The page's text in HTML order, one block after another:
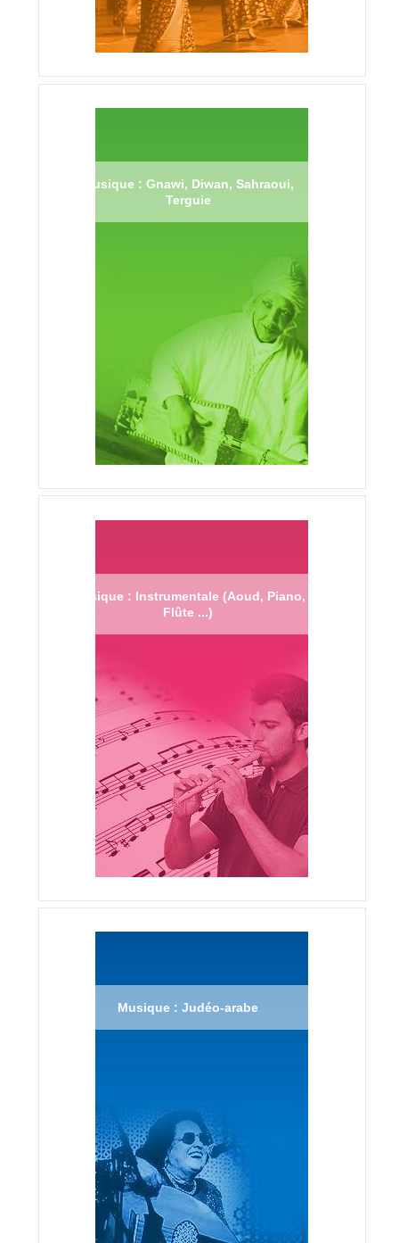
Musique : Gnawi, Diwan, Sahraoui,
Terguie
Musique : Instrumentale (Aoud, Piano,
Flûte ...)
Musique : Judéo-arabe